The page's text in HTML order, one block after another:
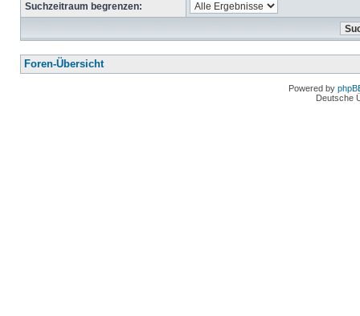
Suchzeitraum begrenzen:
Foren-Übersicht
Powered by
Deutsche